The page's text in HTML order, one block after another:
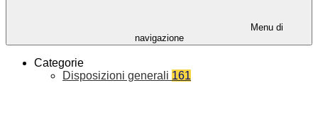
Menu di
navigazione
Categorie
Disposizioni generali 161